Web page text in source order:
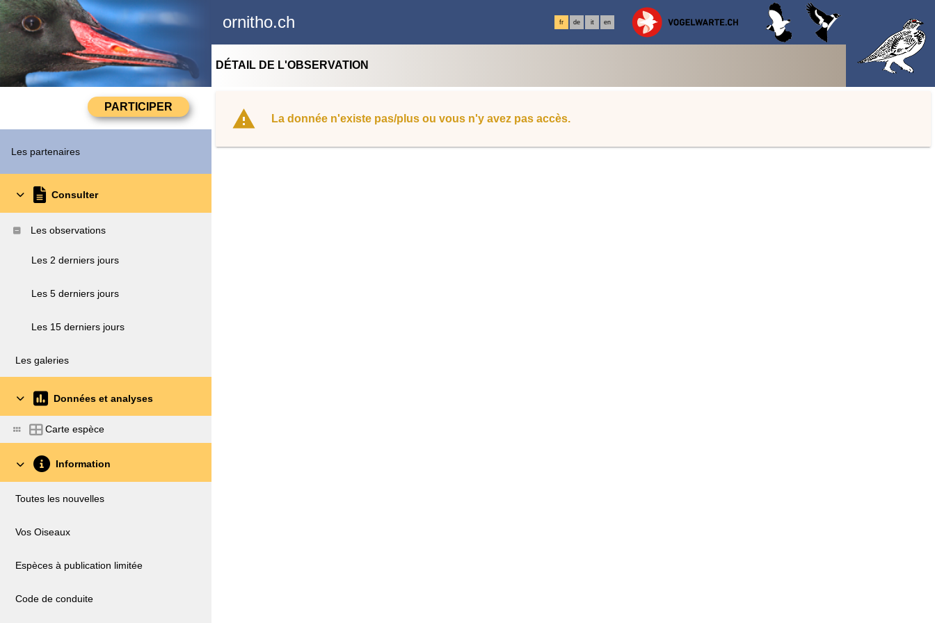
ornitho.ch fr de it en
Les partenaires
Consulter
Les observations
Les 2 derniers jours
Les 5 derniers jours
Les 15 derniers jours
Les galeries
Données et analyses
Carte espèce
Information
Toutes les nouvelles
Vos Oiseaux
Espèces à publication limitée
Code de conduite
DÉTAIL DE L'OBSERVATION
La donnée n'existe pas/plus ou vous n'y avez pas accès.